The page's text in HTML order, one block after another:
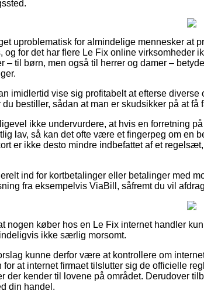
uproblematisk for almindelige mennesker at
og for det har flere Le Fix online virksomheder
– til børn, men også til herrer og damer –
imidlertid vise sig profitabelt at efterse
du bestiller, sådan at man er skudsikker på at få
ikke undervurdere, at hvis en forretning
lav, så kan det ofte være et fingerpeg om en
er ikke desto mindre indbefattet af et
ind for kortbetalinger eller betalinger med
fra eksempelvis ViaBill, såfremt du vil
nogen køber hos en Le Fix internet handler
ikke særlig morsomt.
kunne derfor være at kontrollere om
for at internet firmaet tilslutter sig de officielle
der kender til lovene på området. Derudover
din handel.